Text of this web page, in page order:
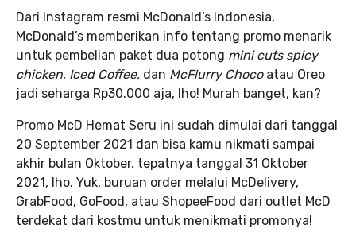
Dari Instagram resmi McDonald’s Indonesia,
McDonald’s memberikan info tentang promo menarik
untuk pembelian paket dua potong mini cuts spicy
chicken, Iced Coffee, dan McFlurry Choco atau Oreo
jadi seharga Rp30.000 aja, lho! Murah banget, kan?
Promo McD Hemat Seru ini sudah dimulai dari tanggal
20 September 2021 dan bisa kamu nikmati sampai
akhir bulan Oktober, tepatnya tanggal 31 Oktober
2021, lho. Yuk, buruan order melalui McDelivery,
GrabFood, GoFood, atau ShopeeFood dari outlet McD
terdekat dari kostmu untuk menikmati promonya!